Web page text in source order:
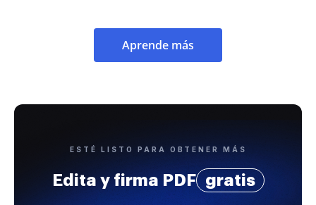
Aprende más
ESTÉ LISTO PARA OBTENER MÁS
Edita y firma PDF gratis